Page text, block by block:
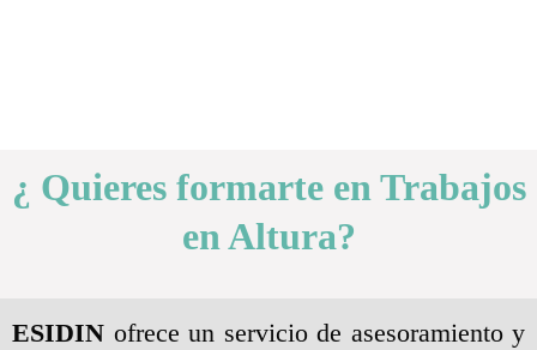
¿ Quieres formarte en Trabajos
en Altura?
ESIDIN ofrece un servicio de asesoramiento y